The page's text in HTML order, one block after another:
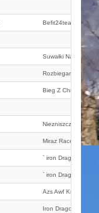
Befit24team
Suwałki Nanuq
Rozbiegane
Bieg Z Chrystusem!
Niezniszczalni Run
Miraz Race Team
` iron Dragon
` iron Dragon
Azs Awf Kraków
Iron Dragon